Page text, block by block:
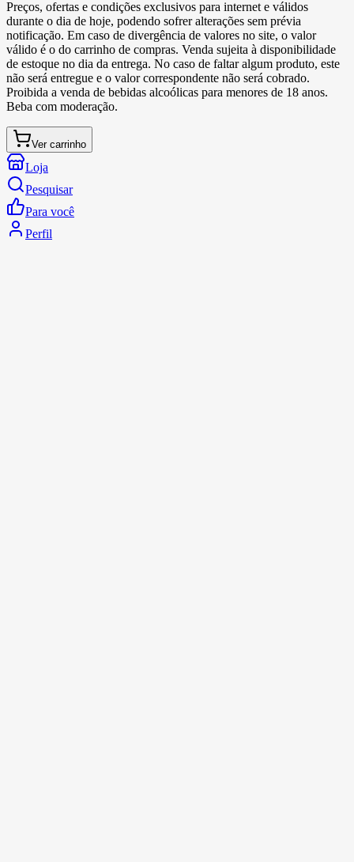
Preços, ofertas e condições exclusivos para internet e válidos
durante o dia de hoje, podendo sofrer alterações sem prévia
notificação. Em caso de divergência de valores no site, o valor
válido é o do carrinho de compras. Venda sujeita à disponibilidade
de estoque no dia da entrega. No caso de faltar algum produto, este
não será entregue e o valor correspondente não será cobrado.
Proibida a venda de bebidas alcoólicas para menores de 18 anos.
Beba com moderação.
Ver carrinho
Loja
Pesquisar
Para você
Perfil